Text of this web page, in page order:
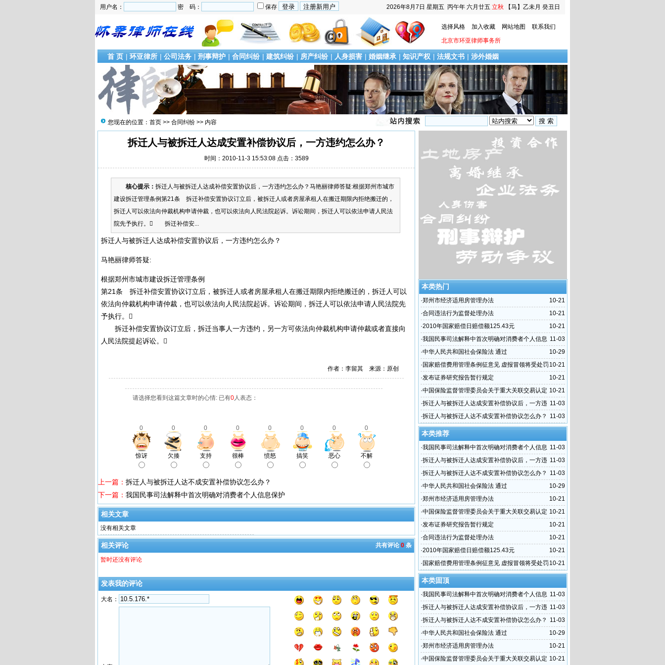
2026年8月7日 星期五 丙午年 六月廿五 立秋 【马】乙未月 癸丑日
用户名： 密 码： 保存
选择风格 加入收藏 网站地图
联系我们
北京市环亚律师事务所
首 页 | 环亚律所 | 公司法务 | 刑事辩护 | 合同纠纷 | 建筑纠纷 | 房产纠纷 | 人身损害 | 婚姻继承 | 知识产权 | 法规文书 | 涉外婚姻
您现在的位置： 首页 >> 合同纠纷 >> 内容
拆迁人与被拆迁人达成安置补偿协议后，一方违约怎么办？
时间：2010-11-3 15:53:08 点击：3589
核心提示： 拆迁人与被拆迁人达成补偿安置协议后，一方违约怎么办？马艳丽律师答疑:根据郑州市城市
建设拆迁管理条例第21条 拆迁补偿安置协议订立后，被拆迁人或者房屋承租人在搬迁期限内拒绝搬迁的，
拆迁人可以依法向仲裁机构申请仲裁，也可以依法向人民法院起诉。诉讼期间，拆迁人可以依法申请人民法
院先予执行。 拆迁补偿安...
拆迁人与被拆迁人达成补偿安置协议后，一方违约怎么办？
马艳丽律师答疑:
根据郑州市城市建设拆迁管理条例
第21条 拆迁补偿安置协议订立后，被拆迁人或者房屋承租人在搬迁期限内拒绝搬迁的，拆迁人可以
依法向仲裁机构申请仲裁，也可以依法向人民法院起诉。诉讼期间，拆迁人可以依法申请人民法院先
予执行。
拆迁补偿安置协议订立后，拆迁当事人一方违约，另一方可依法向仲裁机构申请仲裁或者直接向
人民法院提起诉讼。
作者：李留其 来源：原创
请选择您看到这篇文章时的心情: 已有0人表态：
0 0 0 0 0 0 0 0
惊讶 欠揍 支持 很棒 愤怒 搞笑 恶心 不解
上一篇： 拆迁人与被拆迁人达不成安置补偿协议怎么办？
下一篇： 我国民事司法解释中首次明确对消费者个人信息保护
相关文章
没有相关文章
共有评论 0 条
相关评论
暂时还没有评论
发表我的评论
大名：
本类热门
10-21
·郑州市经济适用房管理办法
10-21
·合同违法行为监督处理办法
10-21
·2010年国家赔偿日赔偿额125.43元
11-03
·我国民事司法解释中首次明确对消费者个人信息
保护
10-29
·中华人民共和国社会保险法 通过
10-21
· 国家赔偿费用管理条例征意见 虚报冒领将受处罚
10-21
·发布证券研究报告暂行规定
10-21
·中国保险监督管理委员会关于重大关联交易认定
有关事宜的复函
11-03
·拆迁人与被拆迁人达成安置补偿协议后，一方违
约怎么办？
11-03
·拆迁人与被拆迁人达不成安置补偿协议怎么办？
本类推荐
11-03
·我国民事司法解释中首次明确对消费者个人信息
保护
11-03
·拆迁人与被拆迁人达成安置补偿协议后，一方违
约怎么办？
11-03
·拆迁人与被拆迁人达不成安置补偿协议怎么办？
10-29
·中华人民共和国社会保险法 通过
10-21
·郑州市经济适用房管理办法
10-21
·中国保险监督管理委员会关于重大关联交易认定
有关事宜的复函
10-21
·发布证券研究报告暂行规定
10-21
·合同违法行为监督处理办法
10-21
·2010年国家赔偿日赔偿额125.43元
10-21
· 国家赔偿费用管理条例征意见 虚报冒领将受处罚
本类固顶
11-03
·我国民事司法解释中首次明确对消费者个人信息
保护
11-03
·拆迁人与被拆迁人达成安置补偿协议后，一方违
约怎么办？
11-03
·拆迁人与被拆迁人达不成安置补偿协议怎么办？
10-29
·中华人民共和国社会保险法 通过
10-21
·郑州市经济适用房管理办法
10-21
·中国保险监督管理委员会关于重大关联交易认定